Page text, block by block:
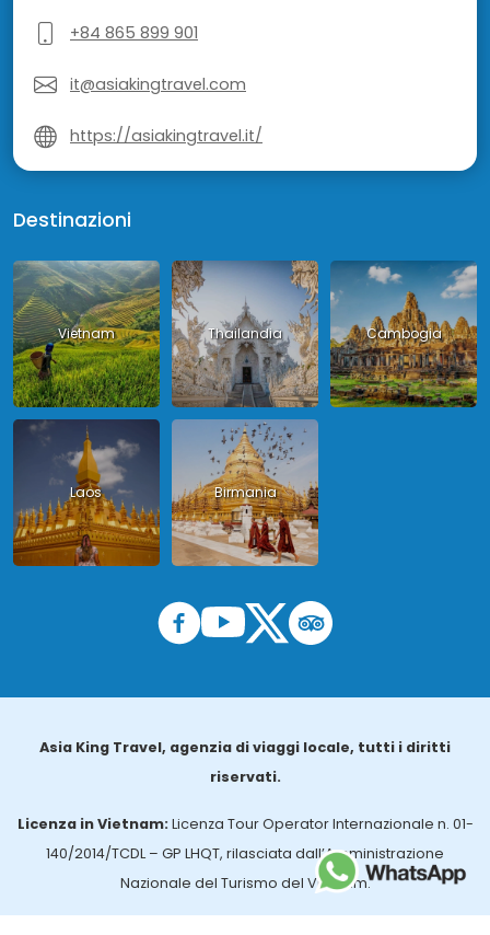
+84 865 899 901
it@asiakingtravel.com
https://asiakingtravel.it/
Destinazioni
Vietnam Thailandia Cambogia
Laos Birmania
Asia King Travel, agenzia di viaggi locale, tutti i diritti
riservati.
Licenza in Vietnam: Licenza Tour Operator Internazionale n. 01-
140/2014/TCDL – GP LHQT, rilasciata dall’Amministrazione
Nazionale del Turismo del Vietnam.